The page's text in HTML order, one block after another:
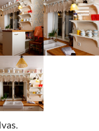
Close
ENG
DISAIN
DISAIN